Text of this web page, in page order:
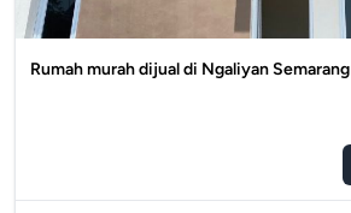
Rumah murah dijual di Ngaliyan Semarang